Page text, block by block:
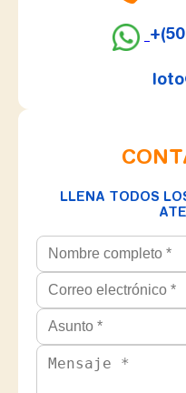
LLENA TODOS